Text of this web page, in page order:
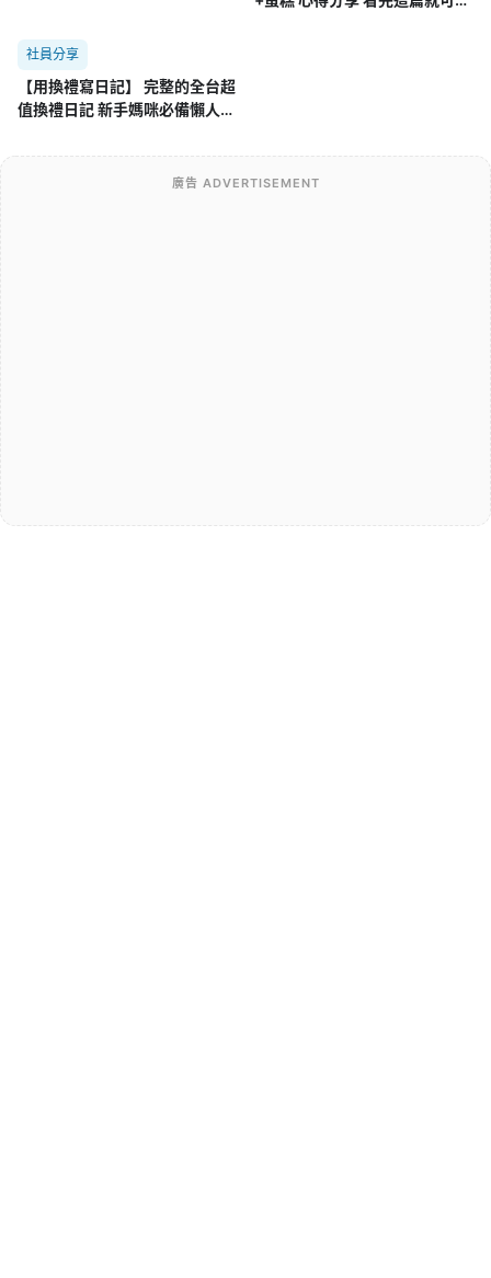
社員分享
【用換禮寫日記】 完整的全台超
值換禮日記 新手媽咪必備懶人包
廣告 ADVERTISEMENT